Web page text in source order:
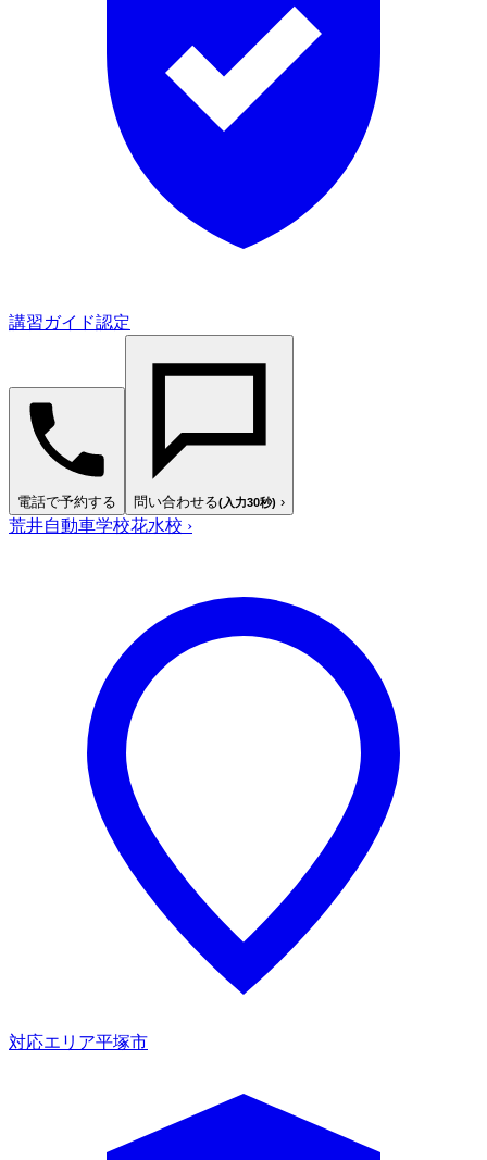
講習ガイド認定
電話で予約する 問い合わせる(入力30秒) ›
荒井自動車学校花水校 ›
対応エリア平塚市